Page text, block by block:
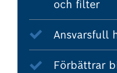
och filter
Ansvarsfull
Förbättrar